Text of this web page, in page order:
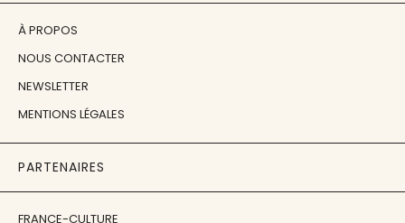
À PROPOS
NOUS CONTACTER
NEWSLETTER
MENTIONS LÉGALES
PARTENAIRES
FRANCE-CULTURE